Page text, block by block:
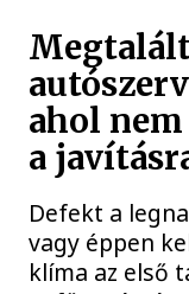
ahol
a
Defekt a
vagy éppen
klíma az első